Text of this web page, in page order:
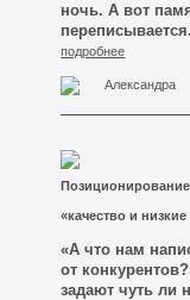
ночь. А вот
Кемерово будут
визитку из
вы давно
подробнее
Александра
«качество и
«А что нам
от
задают чуть ли